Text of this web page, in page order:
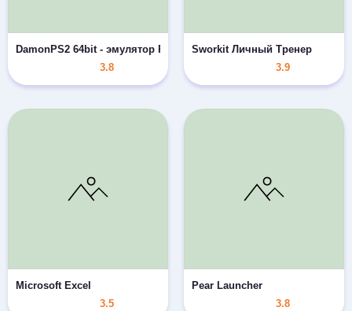
DamonPS2 64bit - эмулятор PS2 - PS2 PSP PPSSPP
3.8
Sworkit Личный Тренер
3.9
Microsoft Excel
3.5
Pear Launcher
3.8